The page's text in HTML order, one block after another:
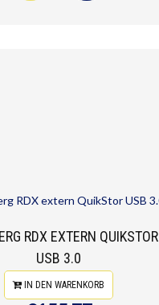
RDX EXTERN QUIKSTOR
USB 3.0
IN DEN WARENKORB